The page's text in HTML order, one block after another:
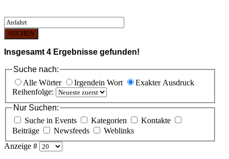
SUCHEN
Insgesamt 4 Ergebnisse gefunden!
Suche nach:
Alle Wörter
Irgendein Wort
Exakter Ausdruck
Reihenfolge:
Nur Suchen:
Suche in Events
Kategorien
Kontakte
Beiträge
Newsfeeds
Weblinks
Anzeige #